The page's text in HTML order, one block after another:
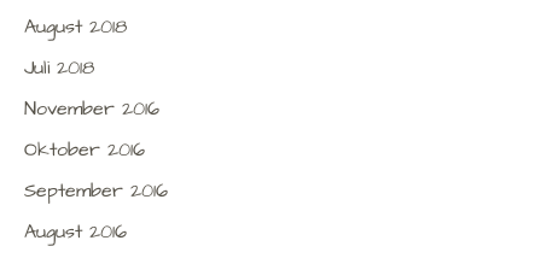
August 2018
Juli 2018
November 2016
Oktober 2016
September 2016
August 2016